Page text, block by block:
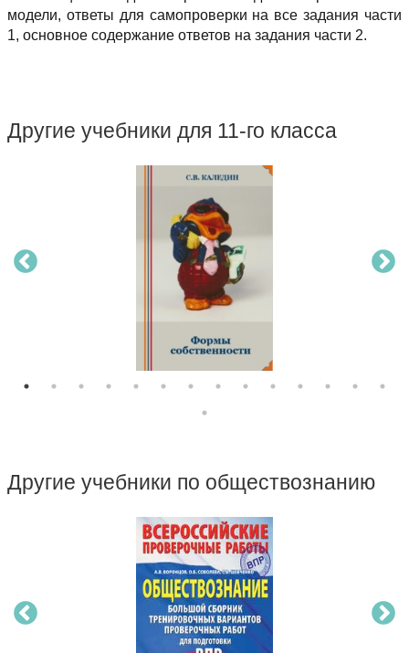
модели, ответы для самопроверки на все задания части
1, основное содержание ответов на задания части 2.
Другие учебники для 11-го класса
Другие учебники по обществознанию